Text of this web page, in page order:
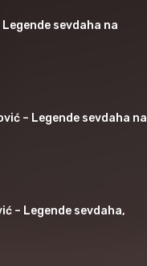
sevdaha na
– Legende sevdaha na
– Legende sevdaha,